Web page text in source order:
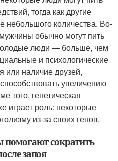
тогда как другие
небольшого количества. Во-
обычно могут пить
люди — больше, чем
и психологические
или наличие друзей,
увеличению
того, генетическая
играет роль: некоторые
из-за своих генов.
сократить
запоя